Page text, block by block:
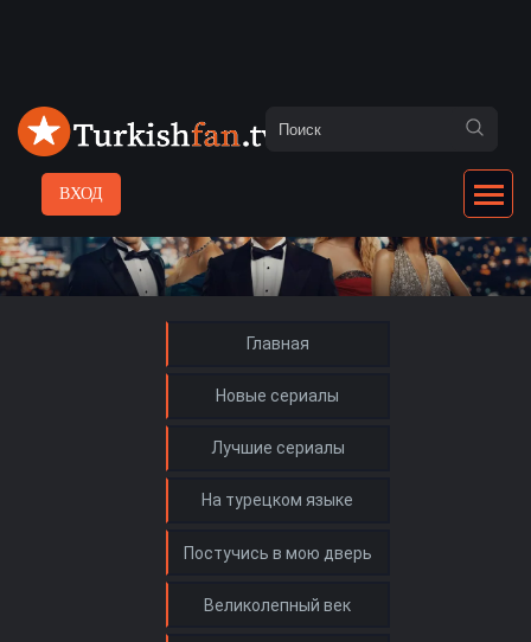
ВХОД
Главная
Новые сериалы
Лучшие сериалы
На турецком языке